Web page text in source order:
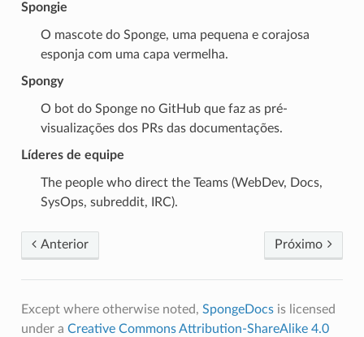
Spongie
O mascote do Sponge, uma pequena e corajosa
esponja com uma capa vermelha.
Spongy
O bot do Sponge no GitHub que faz as pré-
visualizações dos PRs das documentações.
Líderes de equipe
The people who direct the Teams (WebDev, Docs,
SysOps, subreddit, IRC).
Próximo
Anterior
Except where otherwise noted, SpongeDocsis licensed
under a Creative Commons Attribution-ShareAlike 4.0